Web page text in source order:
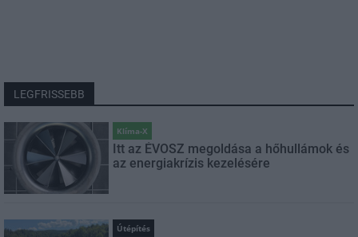
LEGFRISSEBB
Klíma-X
Itt az ÉVOSZ megoldása a hőhullámok és
az energiakrízis kezelésére
Útépítés